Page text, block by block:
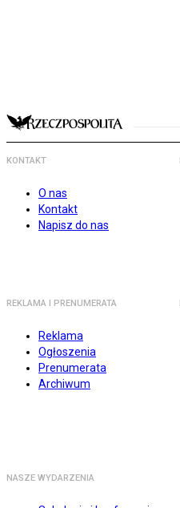
KONTAKT
O nas
Kontakt
Napisz do nas
REKLAMA I PRENUMERATA
Reklama
Ogłoszenia
Prenumerata
Archiwum
NASZE WYDARZENIA